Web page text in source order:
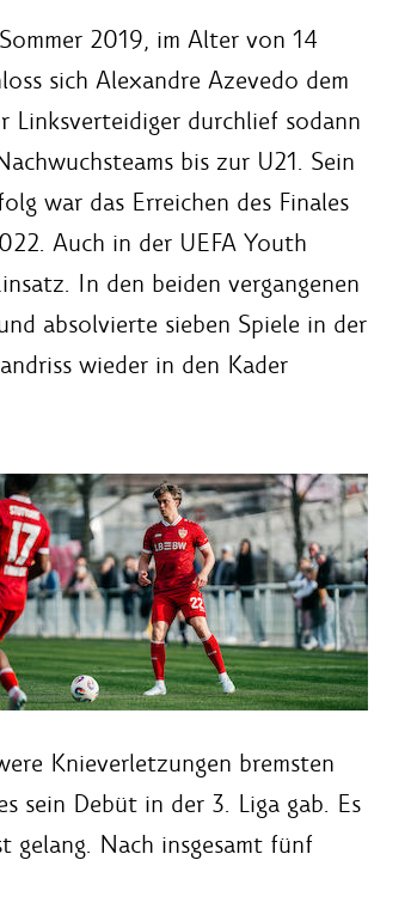
2019, im Alter von 14
sich Alexandre Azevedo dem
Linksverteidiger durchlief sodann
bis zur U21. Sein
war das Erreichen des Finales
Auch in der UEFA Youth
In den beiden vergangenen
absolvierte sieben Spiele in der
wieder in den Kader
Knieverletzungen bremsten
sein Debüt in der 3. Liga gab. Es
gelang. Nach insgesamt fünf